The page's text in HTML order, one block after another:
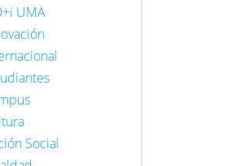
UMA
Social